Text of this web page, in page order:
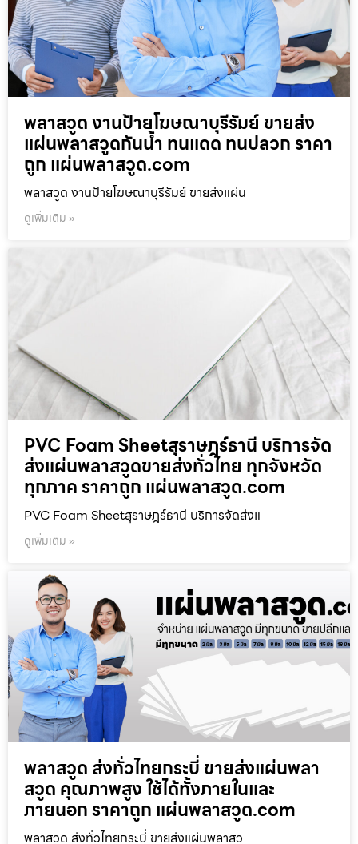
พลาสวูด งานป้ายโฆษณาบุรีรัมย์ ขายส่ง
แผ่นพลาสวูดกันน้ำ ทนแดด ทนปลวก ราคา
ถูก แผ่นพลาสวูด.com
พลาสวูด งานป้ายโฆษณาบุรีรัมย์ ขายส่งแผ่น
ดูเพิ่มเติม »
PVC Foam Sheetสุราษฎร์ธานี บริการจัด
ส่งแผ่นพลาสวูดขายส่งทั่วไทย ทุกจังหวัด
ทุกภาค ราคาถูก แผ่นพลาสวูด.com
PVC Foam Sheetสุราษฎร์ธานี บริการจัดส่งแ
ดูเพิ่มเติม »
พลาสวูด ส่งทั่วไทยกระบี่ ขายส่งแผ่นพลา
สวูด คุณภาพสูง ใช้ได้ทั้งภายในและ
ภายนอก ราคาถูก แผ่นพลาสวูด.com
พลาสวูด ส่งทั่วไทยกระบี่ ขายส่งแผ่นพลาสว